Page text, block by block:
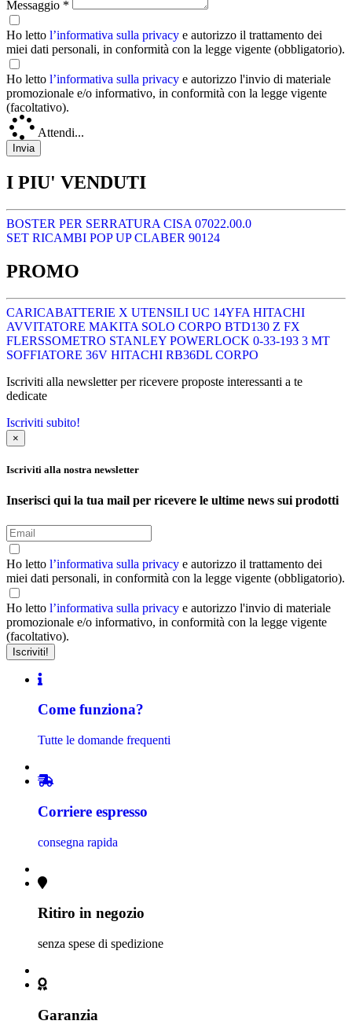
Messaggio *
Ho letto l’informativa sulla privacy e autorizzo il trattamento dei
miei dati personali, in conformità con la legge vigente (obbligatorio).
Ho letto l’informativa sulla privacy e autorizzo l'invio di materiale
promozionale e/o informativo, in conformità con la legge vigente
(facoltativo).
Attendi...
I PIU' VENDUTI
BOSTER PER SERRATURA CISA 07022.00.0
SET RICAMBI POP UP CLABER 90124
PROMO
CARICABATTERIE X UTENSILI UC 14YFA HITACHI
AVVITATORE MAKITA SOLO CORPO BTD130 Z FX
FLERSSOMETRO STANLEY POWERLOCK 0-33-193 3 MT
SOFFIATORE 36V HITACHI RB36DL CORPO
Iscriviti alla newsletter per ricevere proposte interessanti a te
dedicate
Iscriviti subito!
×
Iscriviti alla nostra newsletter
Inserisci qui la tua mail per ricevere le ultime news sui prodotti
Ho letto l’informativa sulla privacy e autorizzo il trattamento dei
miei dati personali, in conformità con la legge vigente (obbligatorio).
Ho letto l’informativa sulla privacy e autorizzo l'invio di materiale
promozionale e/o informativo, in conformità con la legge vigente
(facoltativo).
Come funziona?
Tutte le domande frequenti
Corriere espresso
consegna rapida
Ritiro in negozio
senza spese di spedizione
Garanzia